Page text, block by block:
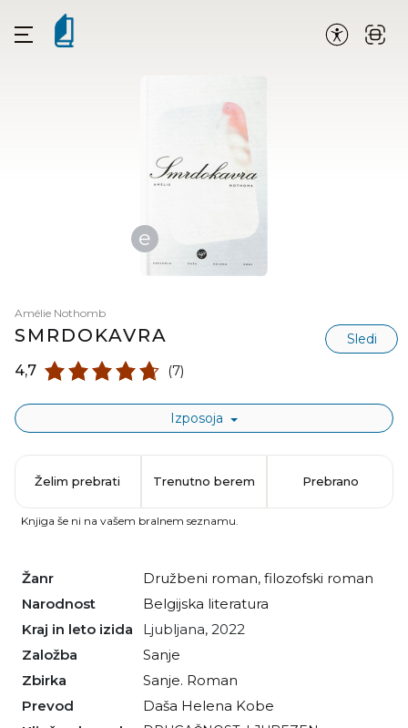
e
Amélie Nothomb
SMRDOKAVRA Sledi
4,7 (7)
Izposoja
Žanr družbeni roman, filozofski roman
Narodnost
belgijska literatura
Kraj in leto izida
Ljubljana, 2022
Založba
Sanje
Zbirka
Sanje. Roman
Prevod
Daša Helena Kobe
Želim prebrati Trenutno berem Prebrano
Knjiga še ni na vašem bralnem seznamu.